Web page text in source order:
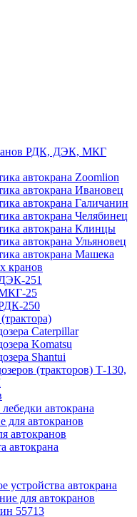
РДК, ДЭК, МКГ
автокрана Zoomlion
автокрана Ивановец
автокрана Галичанин
автокрана Челябинец
автокрана Клинцы
автокрана Ульяновец
автокрана Машека
кранов
251
25
250
Caterpillar
Komatsu
Shantui
(тракторов) Т-130,
автокрана
для автокранов
автокранов
автокрана
устройства автокрана
для автокранов
55713